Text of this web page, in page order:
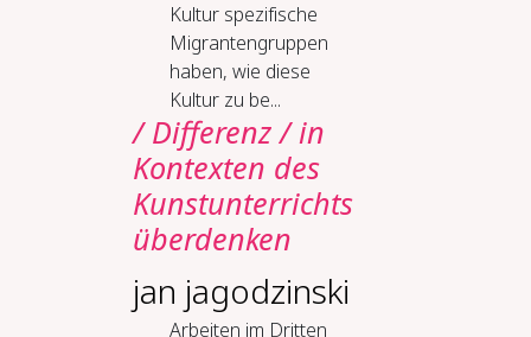
Kultur spezifische
Migrantengruppen
haben, wie diese
Kultur zu be...
/ Dif­fe­renz / in
Kon­tex­ten des
Kunstun­ter­richts
über­den­ken
jan jagodzinski
Ar­bei­ten im Drit­ten